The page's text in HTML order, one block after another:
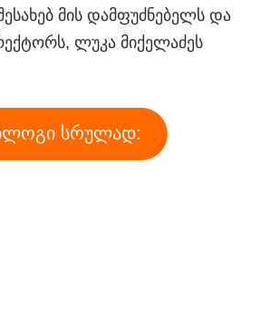
მის დამფუძნებელს და
ლუკა მიქელაძეს
სრულად: